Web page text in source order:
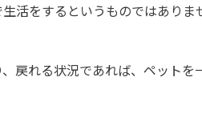
活をするというものではあり
戻れる状況であれば、ペット